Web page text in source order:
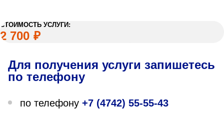
СТОИМОСТЬ УСЛУГИ:
2 700 ₽
Для получения услуги запишетесь
по телефону
по телефону +7 (4742) 55-55-43